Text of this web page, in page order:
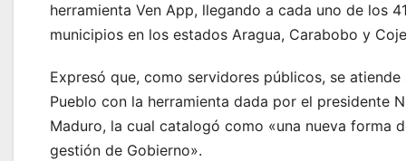
herramienta Ven App, llegando a cada uno de los
municipios en los estados Aragua, Carabobo y
Expresó que, como servidores públicos, se atiende
Pueblo con la herramienta dada por el presidente
Maduro, la cual catalogó como «una nueva forma
gestión de Gobierno».